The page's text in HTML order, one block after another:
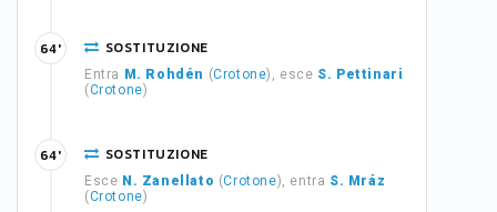
SOSTITUZIONE
Entra M. Rohdén (Crotone), esce S. Pettinari
(Crotone)
64'
SOSTITUZIONE
Esce N. Zanellato (Crotone), entra S. Mráz
(Crotone)
64'